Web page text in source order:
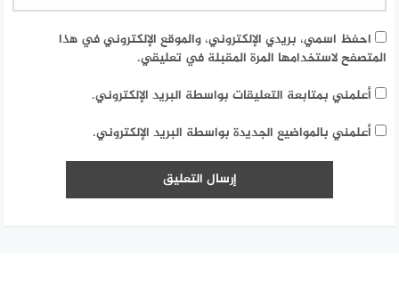
احفظ اسمي، بريدي الإلكتروني، والموقع الإلكتروني في هذا
المتصفح لاستخدامها المرة المقبلة في تعليقي.
أعلمني بمتابعة التعليقات بواسطة البريد الإلكتروني.
أعلمني بالمواضيع الجديدة بواسطة البريد الإلكتروني.